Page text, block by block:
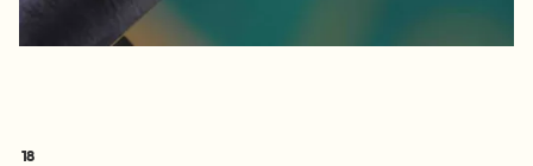
18